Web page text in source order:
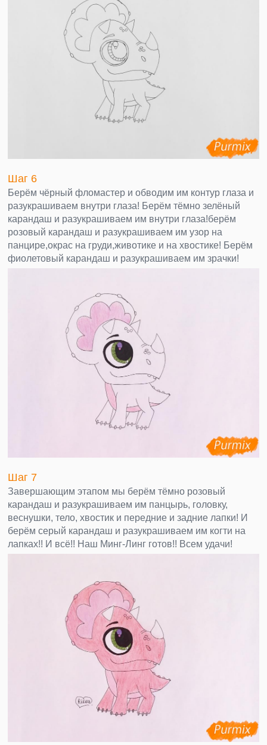
Шаг 6
Берём чёрный фломастер и обводим им контур глаза и
разукрашиваем внутри глаза! Берём тёмно зелёный
карандаш и разукрашиваем им внутри глаза!берём
розовый карандаш и разукрашиваем им узор на
панцире,окрас на груди,животике и на хвостике! Берём
фиолетовый карандаш и разукрашиваем им зрачки!
Шаг 7
Завершающим этапом мы берём тёмно розовый
карандаш и разукрашиваем им панцырь, головку,
веснушки, тело, хвостик и передние и задние лапки! И
берём серый карандаш и разукрашиваем им когти на
лапках!! И всё!! Наш Минг-Линг готов!! Всем удачи!